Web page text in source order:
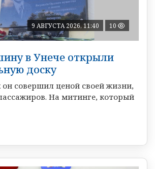
9 АВГУСТА 2026, 11:40 10
в Унече открыли
доску
он совершил ценой своей жизни,
На митинге, который